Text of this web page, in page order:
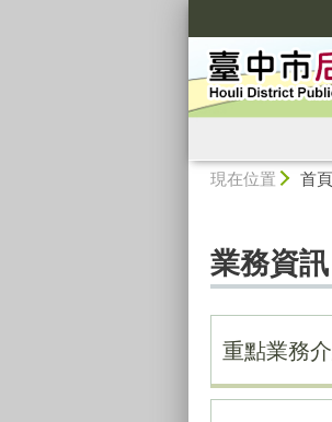
現在位置 首頁
業務資訊
重點業務